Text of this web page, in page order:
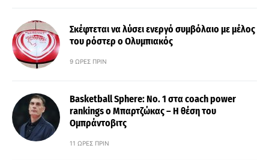
Σκέφτεται να λύσει ενεργό συμβόλαιο με μέλος
του ρόστερ ο Ολυμπιακός
9 ΏΡΕΣ ΠΡΙΝ
Basketball Sphere: No. 1 στα coach power
rankings ο Μπαρτζώκας – Η θέση του
Ομπράντοβιτς
11 ΏΡΕΣ ΠΡΙΝ